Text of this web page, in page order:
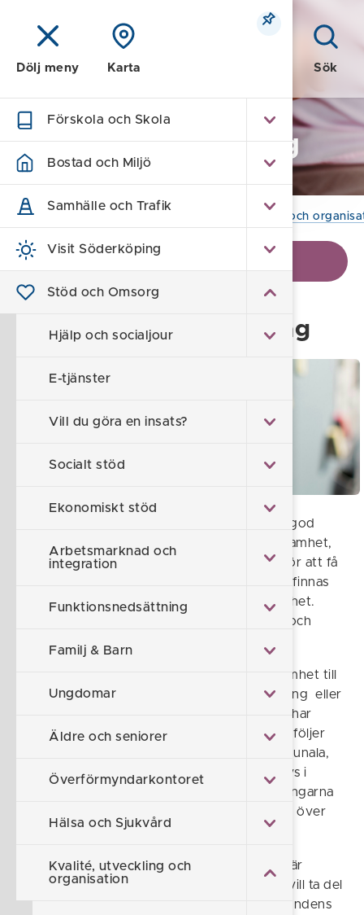
Meny Sök
Dölj meny Karta
Förskola och Skola
Bostad och Miljö
Samhälle och Trafik
Visit Söderköping
Stöd och Omsorg
Hjälp och socialjour
E-tjänster
Vill du göra en insats?
Socialt stöd
Ekonomiskt stöd
Arbetsmarknad och
integration
Funktionsnedsättning
Familj & Barn
Ungdomar
Äldre och seniorer
Överförmyndarkontoret
Hälsa och Sjukvård
Kvalité, utveckling och
organisation
Stöd och Omsorg
Hem Kvalité, utveckling och
Verksamhetsuppföljning
Alla insatser inom socialtjänsten ska vara av god
kvalitet för både enskild och offentlig verksamhet,
enligt socialtjänstlagen (2025:400) (SoL). För att få
utföra uppgifter inom socialtjänsten ska det finnas
personal med lämplig utbildning och erfarenhet.
Kvaliteten i verksamheten ska systematiskt och
Formellt överlämnas ansvaret för en verksamhet till
privata, utförare efter en offentlig upphandling eller
enligt ett valfrihetssystem efter att ett avtal har
tecknats med utföraren. Socialförvaltningen följer
upp att alla utförare, både privata och kommunala,
följer upp avtalen och att verksamhet bedrivs i
enlighet med gällande lagstiftning. Uppföljningarna
görs enligt en plan som socialnämnden antar över
varje mandatperiod.
Alla genomförda verksamhetsuppföljningar är
allmänna handlingar. Om du har frågor eller vill ta del
av en rapport kan du vända dig till socialnämndens